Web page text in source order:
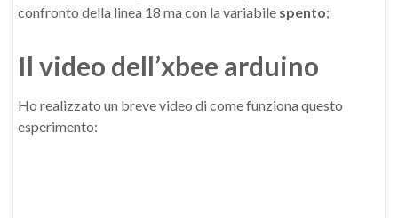
confronto della linea 18 ma con la variabile spento;
Il video dell’xbee arduino
Ho realizzato un breve video di come funziona questo
esperimento: